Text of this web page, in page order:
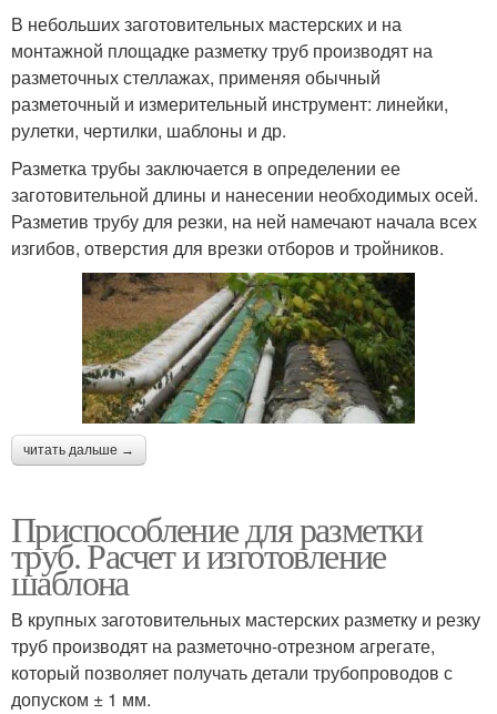
В небольших заготовительных мастерских и на
монтажной площадке разметку труб производят на
разметочных стеллажах, применяя обычный
разметочный и измерительный инструмент: линейки,
рулетки, чертилки, шаблоны и др.
Разметка трубы заключается в определении ее
заготовительной длины и нанесении необходимых осей.
Разметив трубу для резки, на ней намечают начала всех
изгибов, отверстия для врезки отборов и тройников.
читать дальше →
Приспособление для разметки
труб. Расчет и изготовление
шаблона
В крупных заготовительных мастерских разметку и резку
труб производят на разметочно-отрезном агрегате,
который позволяет получать детали трубопроводов с
допуском ± 1 мм.